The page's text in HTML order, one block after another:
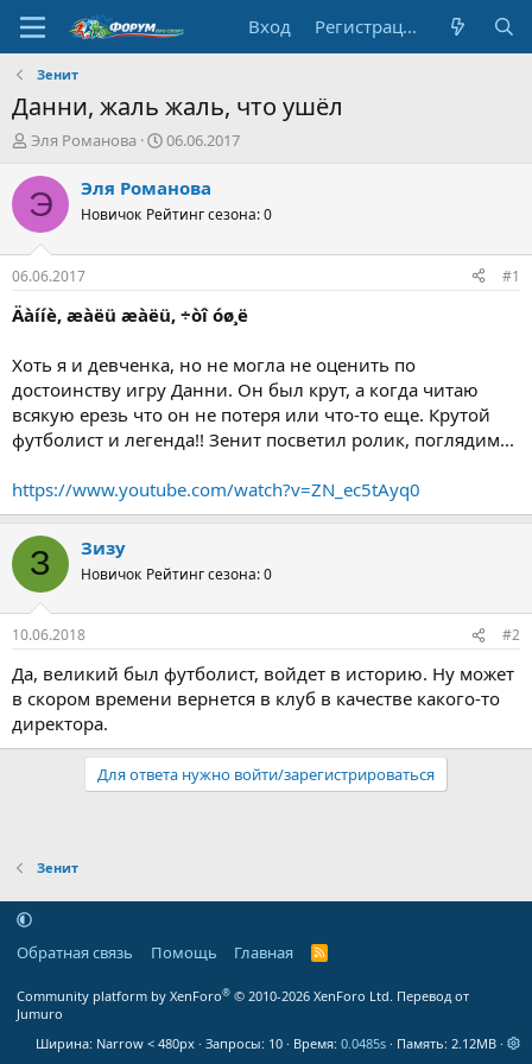
Вход Регистрация
Зенит
Данни, жаль жаль, что ушёл
А
т
о
т
е
м
ы
Эля Романова
Д
т
а
н
а
л
а
06.06.2017
Э Эля Романова
Новичок Рейтинг сезона: 0
06.06.2017 #1
Äàííè, æàëü æàëü, ÷òî óø¸ë
Хоть я и девченка, но не могла не оценить по
достоинству игру Данни. Он был крут, а когда читаю
всякую ерезь что он не потеря или что-то еще. Крутой
футболист и легенда!! Зенит посветил ролик, поглядим...
https://www.youtube.com/watch?v=ZN_ec5tAyq0
З Зизу
Новичок Рейтинг сезона: 0
10.06.2018 #2
Да, великий был футболист, войдет в историю. Ну может
в скором времени вернется в клуб в качестве какого-то
директора.
Для ответа нужно войти/зарегистрироваться
Зенит
Обратная связь Помощь Главная
R
Community platform by XenForo® © 2010-2026 XenForo Ltd. Перевод от
Jumuro
Ширина
Запросы 10 Время 0.0485s Память 2.12MB